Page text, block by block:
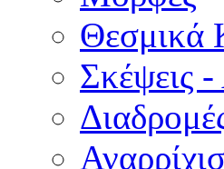
Θεσμικά
Σκέψεις